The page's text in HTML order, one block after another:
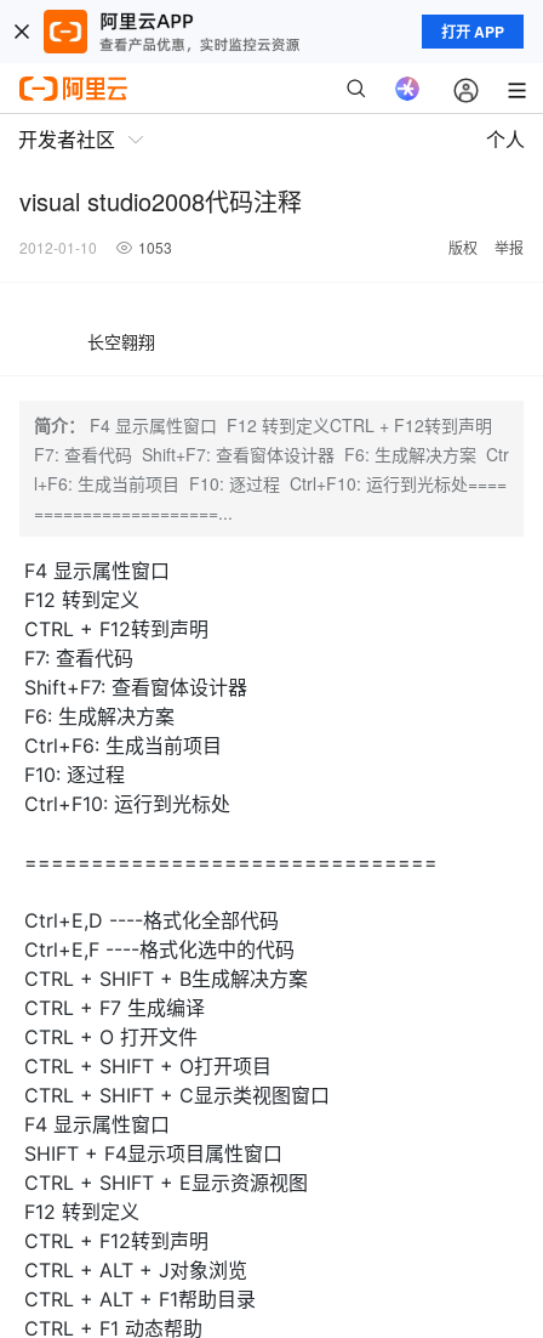
打开 APP
开发者社区 个人
visual studio2008代码注释
2012-01-10 1053 版权 举报
长空翱翔
简介：
F4 显示属性窗口 F12 转到定义CTRL + F12转到声明
F7: 查看代码 Shift+F7: 查看窗体设计器 F6: 生成解决方案 Ctr
l+F6: 生成当前项目 F10: 逐过程 Ctrl+F10: 运行到光标处====
===================...
F4 显示属性窗口
F12 转到定义
CTRL + F12转到声明
F7: 查看代码
Shift+F7: 查看窗体设计器
F6: 生成解决方案
Ctrl+F6: 生成当前项目
F10: 逐过程
Ctrl+F10: 运行到光标处
===============================
Ctrl+E,D ----格式化全部代码
Ctrl+E,F ----格式化选中的代码
CTRL + SHIFT + B生成解决方案
CTRL + F7 生成编译
CTRL + O 打开文件
CTRL + SHIFT + O打开项目
CTRL + SHIFT + C显示类视图窗口
F4 显示属性窗口
SHIFT + F4显示项目属性窗口
CTRL + SHIFT + E显示资源视图
F12 转到定义
CTRL + F12转到声明
CTRL + ALT + J对象浏览
CTRL + ALT + F1帮助目录
CTRL + F1 动态帮助